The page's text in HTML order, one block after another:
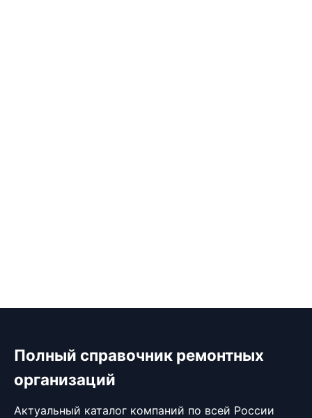
Полный справочник ремонтных
организаций
Актуальный каталог компаний по всей России